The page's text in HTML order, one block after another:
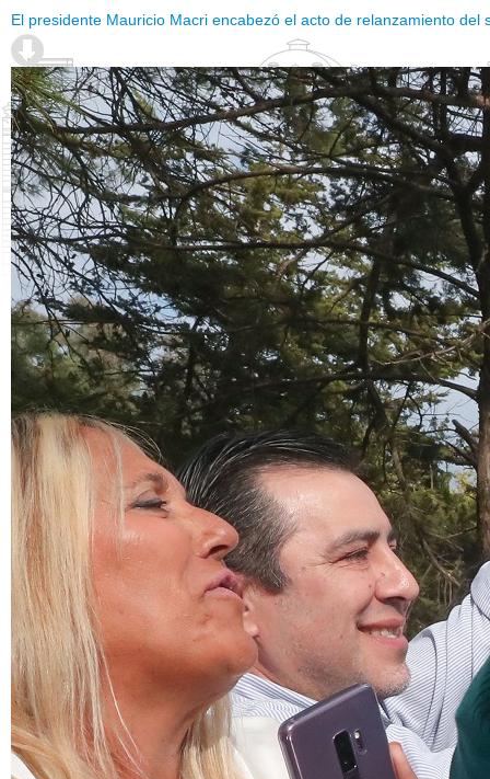
El presidente Mauricio Macri encabezó el acto de relanzamiento